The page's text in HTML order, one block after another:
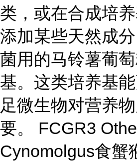
类，或在合成培
添加某些天然成
菌用的马铃薯葡
基。这类培养基
足微生物对营养
要。 FCGR3
Cynomolgus食蟹